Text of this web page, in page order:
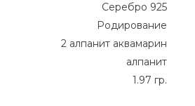
Серебро 925
Родирование
2 алпанит аквамарин
алпанит
1.97 гр.